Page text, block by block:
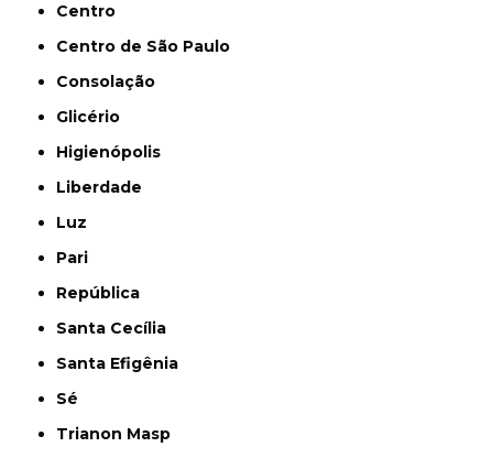
Centro
Centro de São Paulo
Consolação
Glicério
Higienópolis
Liberdade
Luz
Pari
República
Santa Cecília
Santa Efigênia
Sé
Trianon Masp